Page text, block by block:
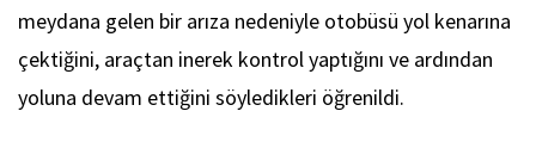
meydana gelen bir arıza nedeniyle otobüsü yol kenarına
çektiğini, araçtan inerek kontrol yaptığını ve ardından
yoluna devam ettiğini söyledikleri öğrenildi.